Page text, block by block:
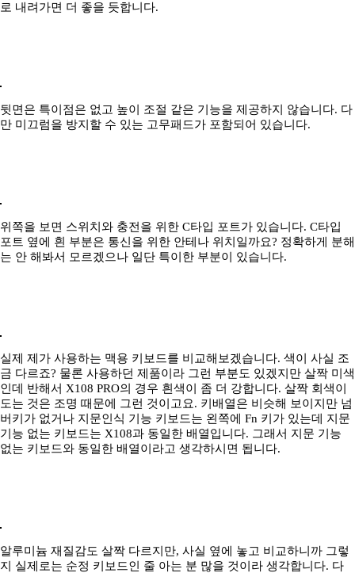
로 내려가면 더 좋을 듯합니다.
뒷면은 특이점은 없고 높이 조절 같은 기능을 제공하지 않습니다. 다
만 미끄럼을 방지할 수 있는 고무패드가 포함되어 있습니다.
위쪽을 보면 스위치와 충전을 위한 C타입 포트가 있습니다. C타입
포트 옆에 흰 부분은 통신을 위한 안테나 위치일까요? 정확하게 분해
는 안 해봐서 모르겠으나 일단 특이한 부분이 있습니다.
실제 제가 사용하는 맥용 키보드를 비교해보겠습니다. 색이 사실 조
금 다르죠? 물론 사용하던 제품이라 그런 부분도 있겠지만 살짝 미색
인데 반해서 X108 PRO의 경우 흰색이 좀 더 강합니다. 살짝 회색이
도는 것은 조명 때문에 그런 것이고요. 키배열은 비슷해 보이지만 넘
버키가 없거나 지문인식 기능 키보드는 왼쪽에 Fn 키가 있는데 지문
기능 없는 키보드는 X108과 동일한 배열입니다. 그래서 지문 기능
없는 키보드와 동일한 배열이라고 생각하시면 됩니다.
알루미늄 재질감도 살짝 다르지만, 사실 옆에 놓고 비교하니까 그렇
지 실제로는 순정 키보드인 줄 아는 분 많을 것이라 생각합니다. 다